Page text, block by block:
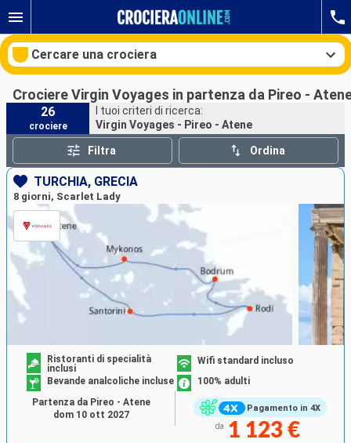
Cercare una crociera
Le nostre destinazioni
Mesi di partenza
Porti
Ricerca
Crociere Virgin Voyages in partenza da Pireo -
26
crociere
I tuoi criteri di ricerca:
Virgin Voyages - Pireo - Atene
Filtra Ordina
TURCHIA, GRECIA
8 giorni, Scarlet Lady
Pagamento in 4X
Ristoranti di specialità
inclusi
Wifi standard incluso
Bevande analcoliche incluse
100% adulti
da 1 123 €
Partenza da Pireo - Atene
dom 10 ott 2027